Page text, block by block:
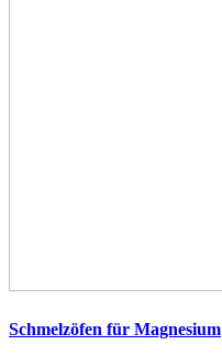
Schmelzöfen für Magnesium